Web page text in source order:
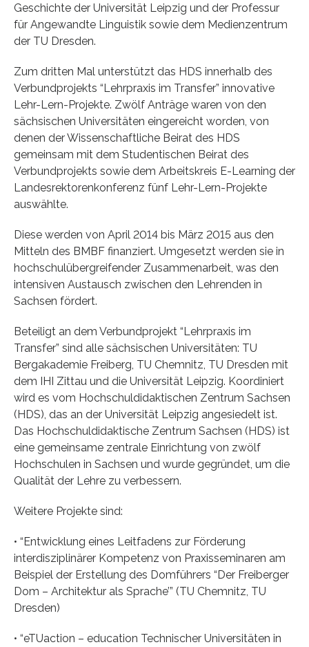
Geschichte der Universität Leipzig und der Professur
für Angewandte Linguistik sowie dem Medienzentrum
der TU Dresden.
Zum dritten Mal unterstützt das HDS innerhalb des
Verbundprojekts “Lehrpraxis im Transfer” innovative
Lehr-Lern-Projekte. Zwölf Anträge waren von den
sächsischen Universitäten eingereicht worden, von
denen der Wissenschaftliche Beirat des HDS
gemeinsam mit dem Studentischen Beirat des
Verbundprojekts sowie dem Arbeitskreis E-Learning der
Landesrektorenkonferenz fünf Lehr-Lern-Projekte
auswählte.
Diese werden von April 2014 bis März 2015 aus den
Mitteln des BMBF finanziert. Umgesetzt werden sie in
hochschulübergreifender Zusammenarbeit, was den
intensiven Austausch zwischen den Lehrenden in
Sachsen fördert.
Beteiligt an dem Verbundprojekt “Lehrpraxis im
Transfer” sind alle sächsischen Universitäten: TU
Bergakademie Freiberg, TU Chemnitz, TU Dresden mit
dem IHI Zittau und die Universität Leipzig. Koordiniert
wird es vom Hochschuldidaktischen Zentrum Sachsen
(HDS), das an der Universität Leipzig angesiedelt ist.
Das Hochschuldidaktische Zentrum Sachsen (HDS) ist
eine gemeinsame zentrale Einrichtung von zwölf
Hochschulen in Sachsen und wurde gegründet, um die
Qualität der Lehre zu verbessern.
Weitere Projekte sind:
• “Entwicklung eines Leitfadens zur Förderung
interdisziplinärer Kompetenz von Praxisseminaren am
Beispiel der Erstellung des Domführers “Der Freiberger
Dom – Architektur als Sprache’” (TU Chemnitz, TU
Dresden)
• “eTUaction – education Technischer Universitäten in